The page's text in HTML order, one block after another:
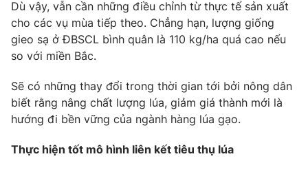
Liên hệ tòa soạn English
THỜI BÁO VTV
Theo dõi báo trên
Dù vậy, vẫn cần những điều chỉnh từ thực tế sản xuất
cho các vụ mùa tiếp theo. Chẳng hạn, lượng giống
gieo sạ ở ĐBSCL bình quân là 110 kg/ha quá cao nếu
so với miền Bắc.
Sẽ có những thay đổi trong thời gian tới bởi nông dân
biết rằng nâng chất lượng lúa, giảm giá thành mới là
hướng đi bền vững của ngành hàng lúa gạo.
Thực hiện tốt mô hình liên kết tiêu thụ lúa